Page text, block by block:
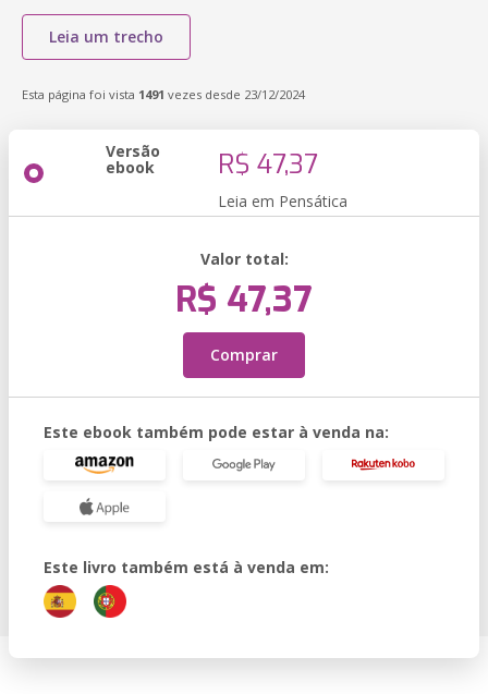
Leia um trecho
Esta página foi vista 1491 vezes desde 23/12/2024
Versão
ebook R$ 47,37
Leia em Pensática
Valor total:
R$ 47,37
Comprar
Este ebook também pode estar à venda na:
Este livro também está à venda em: